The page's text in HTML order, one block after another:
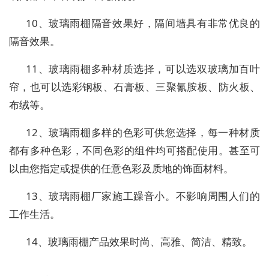
10、玻璃雨棚隔音效果好，隔间墙具有非常优良的
隔音效果。
11、玻璃雨棚多种材质选择，可以选双玻璃加百叶
帘，也可以选彩钢板、石膏板、三聚氰胺板、防火板、
布绒等。
12、玻璃雨棚多样的色彩可供您选择，每一种材质
都有多种色彩，不同色彩的组件均可搭配使用。甚至可
以由您指定或提供的任意色彩及质地的饰面材料。
13、玻璃雨棚厂家施工躁音小。不影响周围人们的
工作生活。
14、玻璃雨棚产品效果时尚、高雅、简洁、精致。